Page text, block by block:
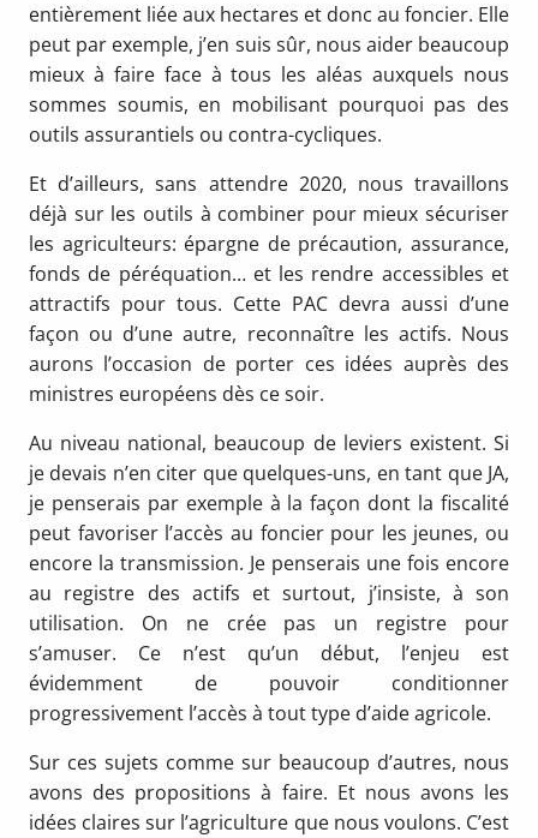
entièrement liée aux hectares et donc au foncier. Elle
peut par exemple, j’en suis sûr, nous aider beaucoup
mieux à faire face à tous les aléas auxquels nous
sommes soumis, en mobilisant pourquoi pas des
outils assurantiels ou contra-cycliques.
Et d’ailleurs, sans attendre 2020, nous travaillons
déjà sur les outils à combiner pour mieux sécuriser
les agriculteurs: épargne de précaution, assurance,
fonds de péréquation… et les rendre accessibles et
attractifs pour tous. Cette PAC devra aussi d’une
façon ou d’une autre, reconnaître les actifs. Nous
aurons l’occasion de porter ces idées auprès des
ministres européens dès ce soir.
Au niveau national, beaucoup de leviers existent. Si
je devais n’en citer que quelques-uns, en tant que JA,
je penserais par exemple à la façon dont la fiscalité
peut favoriser l’accès au foncier pour les jeunes, ou
encore la transmission. Je penserais une fois encore
au registre des actifs et surtout, j’insiste, à son
utilisation. On ne crée pas un registre pour
s’amuser. Ce n’est qu’un début, l’enjeu est
évidemment de pouvoir conditionner
progressivement l’accès à tout type d’aide agricole.
Sur ces sujets comme sur beaucoup d’autres, nous
avons des propositions à faire. Et nous avons les
idées claires sur l’agriculture que nous voulons. C’est